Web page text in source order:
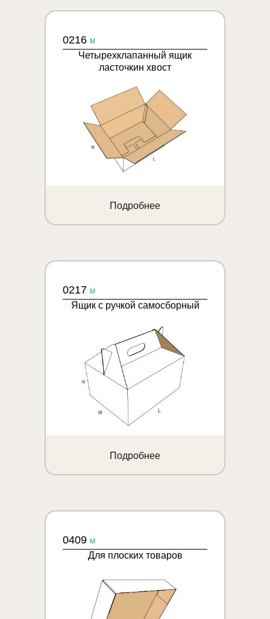
0216 M
Четырехклапанный ящик
ласточкин хвост
Подробнее
0217 M
Ящик с ручкой самосборный
Подробнее
0409 M
Для плоских товаров